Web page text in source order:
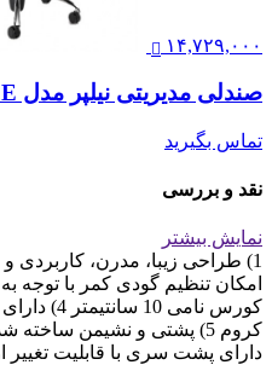
۱۴,۷۲۹,۰۰۰
صندلی مدیریتی نیلپر مدل OCM 901E
تماس بگیرید
نقد و بررسی
نمایش بیشتر
کورس نامی
دارای پشت سری با قابلیت تغییر